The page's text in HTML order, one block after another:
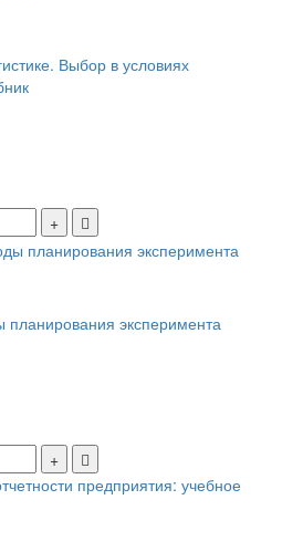
Выбор в условиях
эксперимента